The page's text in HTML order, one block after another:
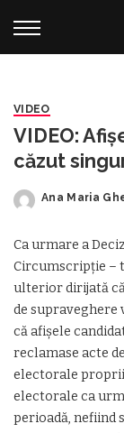
VIDEO
VIDEO:
căzut
Lipiciul
Posted
Ana Maria
Ca urmare a
Circumscripţie –
ulterior dirijată
de supraveghere
că afişele
reclamase acte
electorale
electorale ca
perioadă, nefiind